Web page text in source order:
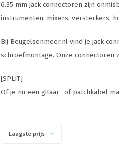
6.35 mm jack connectoren zijn
instrumenten, mixers, versterkers,
Bij Beugelsenmeer.nl vind je jack
schroefmontage. Onze
[SPLIT]
Of je nu een gitaar- of patchkabel
Laagste prijs